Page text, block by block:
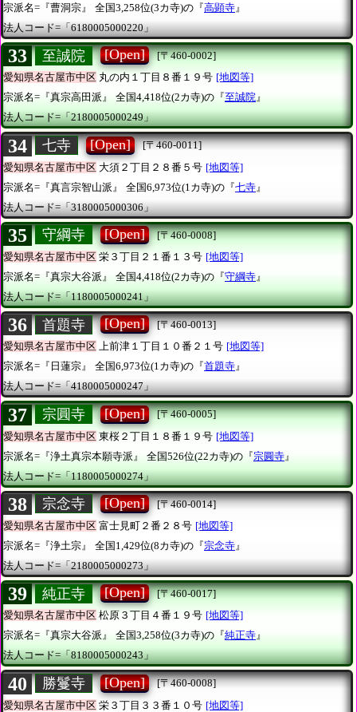
宗派名=『曹洞宗』
全国3,258位(3カ寺)の『高顕寺 』
法人コード=「6180005000220」
33 至誠院 [Open]
[〒460-0002]
愛知県名古屋市中区 丸の内１丁目８番１９号 [地図等]
宗派名=『真宗高田派』
全国4,418位(2カ寺)の『至誠院』
法人コード=「2180005000249」
34 七寺 [Open]
[〒460-0011]
愛知県名古屋市中区 大須２丁目２８番５号 [地図等]
宗派名=『真言宗智山派』
全国6,973位(1カ寺)の『七寺 』
法人コード=「3180005000306」
35 守綱寺 [Open]
[〒460-0008]
愛知県名古屋市中区 栄３丁目２１番１３号 [地図等]
宗派名=『真宗大谷派』
全国4,418位(2カ寺)の『守綱寺 』
法人コード=「1180005000241」
36 首題寺 [Open]
[〒460-0013]
愛知県名古屋市中区 上前津１丁目１０番２１号 [地図等]
宗派名=『日蓮宗』
全国6,973位(1カ寺)の『首題寺』
法人コード=「4180005000247」
37 宗圓寺 [Open]
[〒460-0005]
愛知県名古屋市中区 東桜２丁目１８番１９号 [地図等]
宗派名=『浄土真宗本願寺派』
全国526位(22カ寺)の『宗圓寺 』
法人コード=「1180005000274」
38 宗念寺 [Open]
[〒460-0014]
愛知県名古屋市中区 富士見町２番２８号 [地図等]
宗派名=『浄土宗』
全国1,429位(8カ寺)の『宗念寺 』
法人コード=「2180005000273」
39 純正寺 [Open]
[〒460-0017]
愛知県名古屋市中区 松原３丁目４番１９号 [地図等]
宗派名=『真宗大谷派』
全国3,258位(3カ寺)の『純正寺』
法人コード=「8180005000243」
40 勝鬘寺 [Open]
[〒460-0008]
愛知県名古屋市中区 栄３丁目３３番１０号 [地図等]